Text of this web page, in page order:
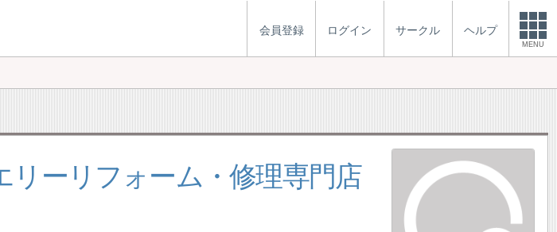
会員登録 ログイン サークル ヘルプ
MENU
リーリフォーム・修理専門店